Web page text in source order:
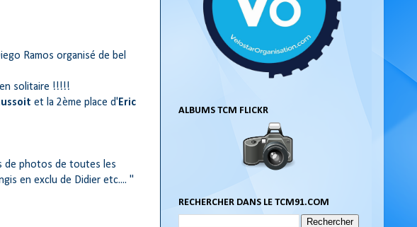
Ramos organisé de bel
en solitaire !!!!!
et la 2ème place d'Eric
de photos de toutes les
en exclu de Didier etc.... "
ALBUMS TCM FLICKR
RECHERCHER DANS LE TCM91.COM